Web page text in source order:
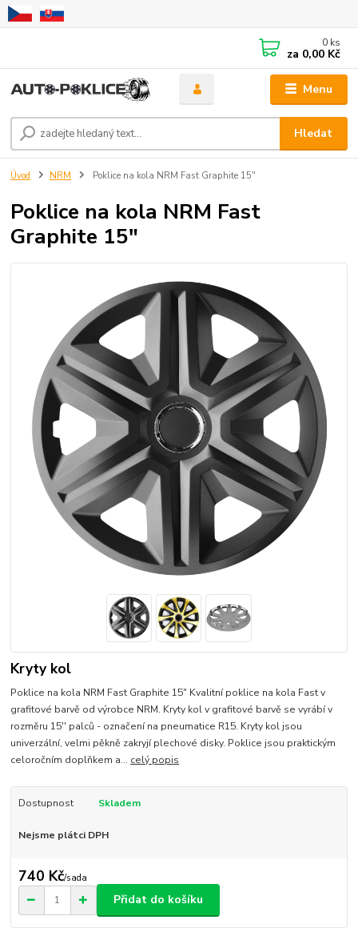
Menu
Hledat
0 ks
za 0,00 Kč
Úvod NRM Poklice na kola NRM Fast Graphite 15"
Poklice na kola NRM Fast
Graphite 15"
Kryty kol
Poklice na kola NRM Fast Graphite 15" Kvalitní poklice na kola Fast v
grafitové barvě od výrobce NRM. Kryty kol v grafitové barvě se vyrábí v
rozměru 15'' palců - označení na pneumatice R15. Kryty kol jsou
univerzální, velmi pěkně zakryjí plechové disky. Poklice jsou praktickým
celoročním doplňkem a... celý popis
Dostupnost Skladem
Nejsme plátci DPH
740 Kč/sada
Přidat do košíku